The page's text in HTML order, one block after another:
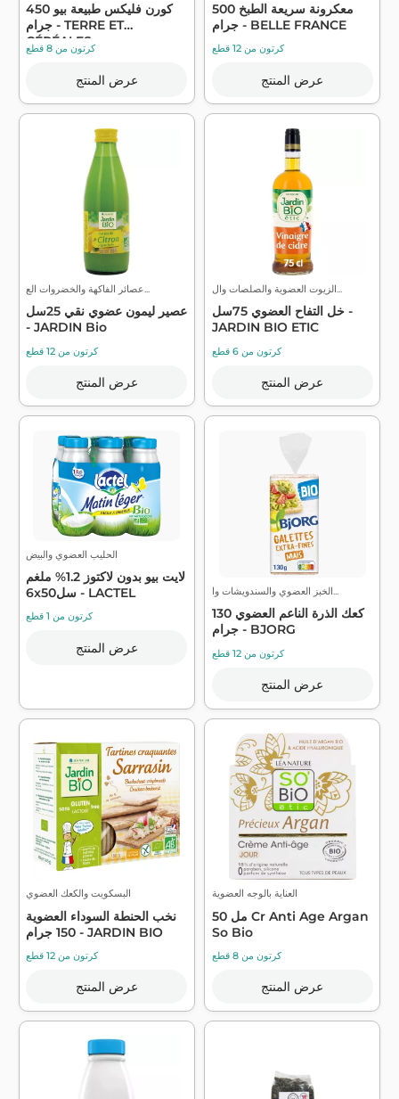
كورن فليكس طبيعة بيو 450
جرام - TERRE ET
CÉRÉALES
كرتون من 8 قطع
عرض المنتج
معكرونة سريعة الطبخ 500
جرام - BELLE FRANCE
كرتون من 12 قطع
عرض المنتج
عصائر الفاكهة والخضروات الع...
عصير ليمون عضوي نقي 25سل
- JARDIN Bio
كرتون من 12 قطع
عرض المنتج
الزيوت العضوية والصلصات وال...
خل التفاح العضوي 75سل -
JARDIN BIO ETIC
كرتون من 6 قطع
عرض المنتج
الحليب العضوي والبيض
لايت بيو بدون لاكتوز 1.2% ملغم
6x50سل - LACTEL
كرتون من 1 قطع
عرض المنتج
الخبز العضوي والسندويشات وا...
كعك الذرة الناعم العضوي 130
جرام - BJORG
كرتون من 12 قطع
عرض المنتج
البسكويت والكعك العضوي
نخب الحنطة السوداء العضوية
150 جرام - JARDIN BIO
كرتون من 12 قطع
عرض المنتج
العناية بالوجه العضوية
50 مل Cr Anti Age Argan
So Bio
كرتون من 8 قطع
عرض المنتج